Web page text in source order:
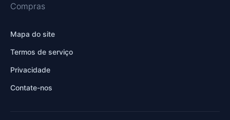
Compras
Mapa do site
Termos de serviço
Privacidade
Contate-nos